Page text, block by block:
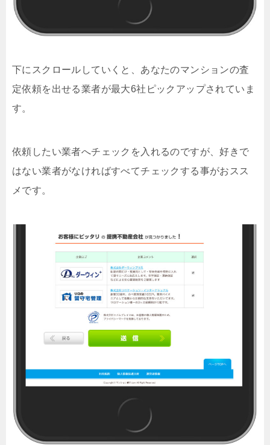
下にスクロールしていくと、あなたのマンションの査
定依頼を出せる業者が最大6社ピックアップされていま
す。
依頼したい業者へチェックを入れるのですが、好きで
はない業者がなければすべてチェックする事がおスス
メです。